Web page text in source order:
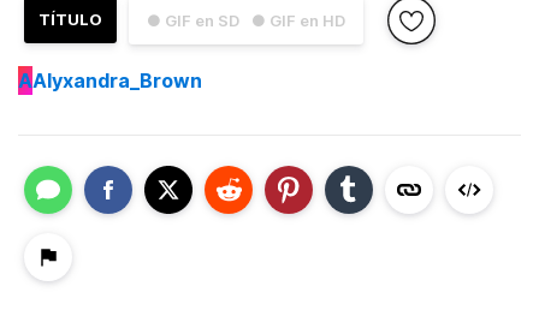
● GIF en SD ● GIF en HD
TÍTULO
AAlyxandra_Brown